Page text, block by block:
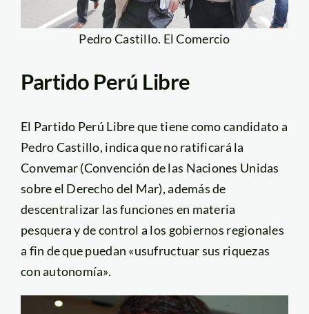
Pedro Castillo. El Comercio
Partido Perú Libre
El Partido Perú Libre que tiene como candidato a
Pedro Castillo, indica que no ratificará la
Convemar (Convención de las Naciones Unidas
sobre el Derecho del Mar), además de
descentralizar las funciones en materia
pesquera y de control a los gobiernos regionales
a fin de que puedan «usufructuar sus riquezas
con autonomía».